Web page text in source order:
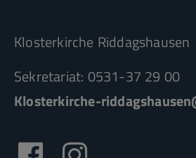
Klosterkirche Riddagshausen
Sekretariat: 0531-37 29 00
Klosterkirche-